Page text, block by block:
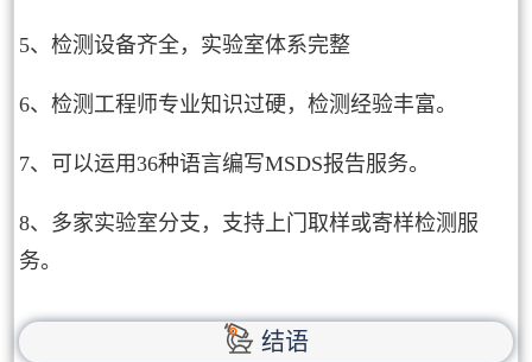
5、检测设备齐全，实验室体系完整
6、检测工程师专业知识过硬，检测经验丰富。
7、可以运用36种语言编写MSDS报告服务。
8、多家实验室分支，支持上门取样或寄样检测服
务。
结语